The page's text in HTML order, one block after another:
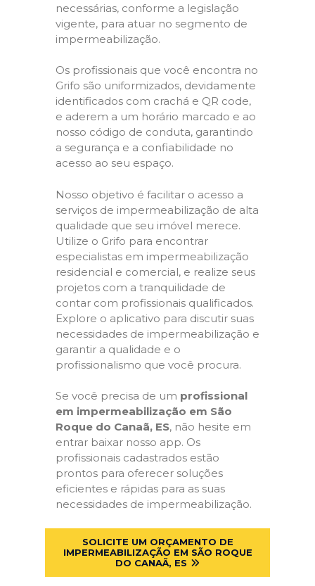
necessárias, conforme a legislação
vigente, para atuar no segmento de
impermeabilização.
Os profissionais que você encontra no
Grifo são uniformizados, devidamente
identificados com crachá e QR code,
e aderem a um horário marcado e ao
nosso código de conduta, garantindo
a segurança e a confiabilidade no
acesso ao seu espaço.
Nosso objetivo é facilitar o acesso a
serviços de impermeabilização de alta
qualidade que seu imóvel merece.
Utilize o Grifo para encontrar
especialistas em impermeabilização
residencial e comercial, e realize seus
projetos com a tranquilidade de
contar com profissionais qualificados.
Explore o aplicativo para discutir suas
necessidades de impermeabilização e
garantir a qualidade e o
profissionalismo que você procura.
Se você precisa de um profissional
em impermeabilização em São
Roque do Canaã, ES, não hesite em
entrar baixar nosso app. Os
profissionais cadastrados estão
prontos para oferecer soluções
eficientes e rápidas para as suas
necessidades de impermeabilização.
SOLICITE UM ORÇAMENTO DE
IMPERMEABILIZAÇÃO EM SÃO ROQUE
DO CANAÃ, ES